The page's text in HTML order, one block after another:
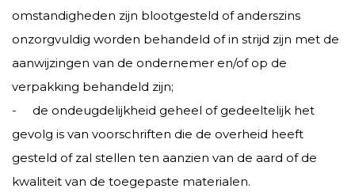
omstandigheden zijn blootgesteld of anderszins
onzorgvuldig worden behandeld of in strijd zijn met de
aanwijzingen van de ondernemer en/of op de
verpakking behandeld zijn;
- de ondeugdelijkheid geheel of gedeeltelijk het
gevolg is van voorschriften die de overheid heeft
gesteld of zal stellen ten aanzien van de aard of de
kwaliteit van de toegepaste materialen.